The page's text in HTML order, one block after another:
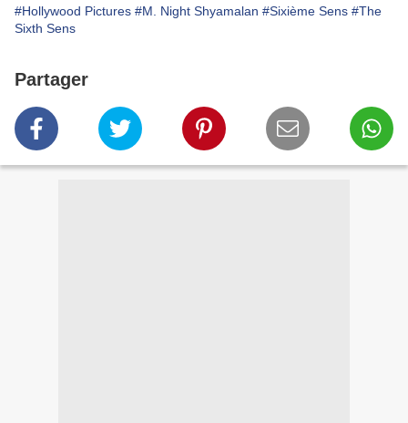
#Hollywood Pictures #M. Night Shyamalan #Sixième Sens #The
Sixth Sens
Partager